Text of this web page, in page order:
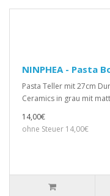
NINPHEA - Pasta
Pasta Teller mit 27cm
Ceramics in grau mit
14,00€
ohne Steuer 14,00€